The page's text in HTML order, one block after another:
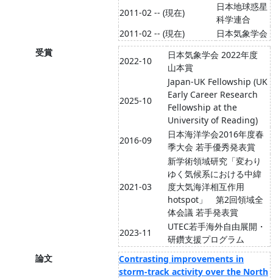
2011-02 -- (現在)
日本地球惑星
科学連合
2011-02 -- (現在)
日本気象学会
受賞
2022-10
日本気象学会 2022年度
山本賞
2025-10
Japan-UK Fellowship (UK
Early Career Research
Fellowship at the
University of Reading)
2016-09
日本海洋学会2016年度春
季大会 若手優秀発表賞
2021-03
新学術領域研究「変わり
ゆく気候系における中緯
度大気海洋相互作用
hotspot」 第2回領域全
体会議 若手発表賞
2023-11
UTEC若手海外自由展開・
研鑽支援プログラム
論文
Contrasting improvements in
storm-track activity over the North